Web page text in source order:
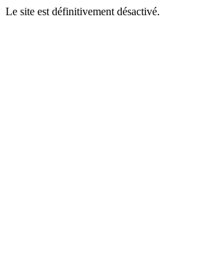
Le site est définitivement désactivé.